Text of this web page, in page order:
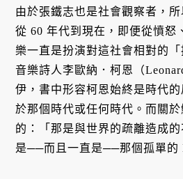
由於張鐵志也是社會觀察者，
從 60 年代到現在，即便從憤怒
樂一直是扮演對這社會相對的
音樂詩人李歐納．柯恩（
伊，書中形容柯恩始終是時代
於那個時代或任何時代。而關
的：「那是與世界的疏離造成
是──而且一直是──那個孤單的